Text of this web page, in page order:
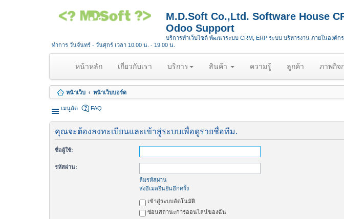
M.D.Soft Co.,Ltd. Software House
Odoo Support
บริการทำเว็บไซต์ พัฒนาระบบ CRM, ERP ระบบ บริหารงาน ภายในองค์ก
ทำการ วันจันทร์ - วันศุกร์ เวลา 10.00 น. - 19.00 น.
หน้าหลัก(
u
r
เกี่ยวกับเรา บริการ สินค้า ความรู้ ลูกค้า ภาพกิจ
หน้าเว็บ หน้าเว็บบอร์ด
เมนูลัด FAQ
คุณจะต้องลงทะเบียนและเข้าสู่ระบบเพื่อดูรายชื่อทีม.
ชื่อผู้ใช้:
รหัสผ่าน:
ลืมรหัสผ่าน
ส่งอีเมลยืนยันอีกครั้ง
เข้าสู่ระบบอัตโนมัติ
ซ่อนสถานะการออนไลน์ของฉัน